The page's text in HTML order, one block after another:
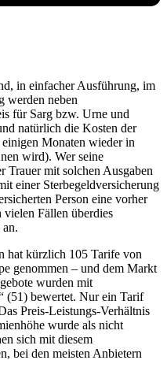
in einfacher Ausführung, im
werden neben
für Sarg bzw. Urne und
natürlich die Kosten der
Monaten wieder in
wird). Wer seine
Trauer mit solchen Ausgaben
einer Sterbegeldversicherung
Person eine vorher
vielen Fällen überdies
hat kürzlich 105 Tarife von
genommen – und dem Markt
wurden mit
(51) bewertet. Nur ein Tarif
Preis-Leistungs-Verhältnis
wurde als nicht
sich mit diesem
bei den meisten Anbietern